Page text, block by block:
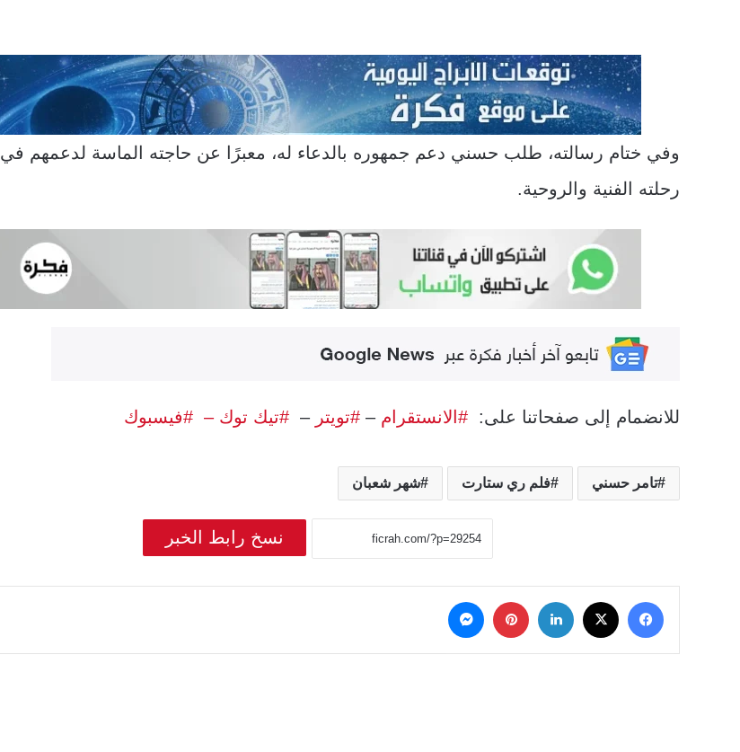
وفي ختام رسالته، طلب حسني دعم جمهوره بالدعاء له، معبرًا عن حاجته الماسة لدعمهم في
رحلته الفنية والروحية.
للانضمام إلى صفحاتنا على: #الانستقرام – #تويتر – #تيك توك – #فيسبوك
تامر حسني فلم ري ستارت شهر شعبان
نسخ رابط الخبر
فيسبوك لينكدإن بينتيريست